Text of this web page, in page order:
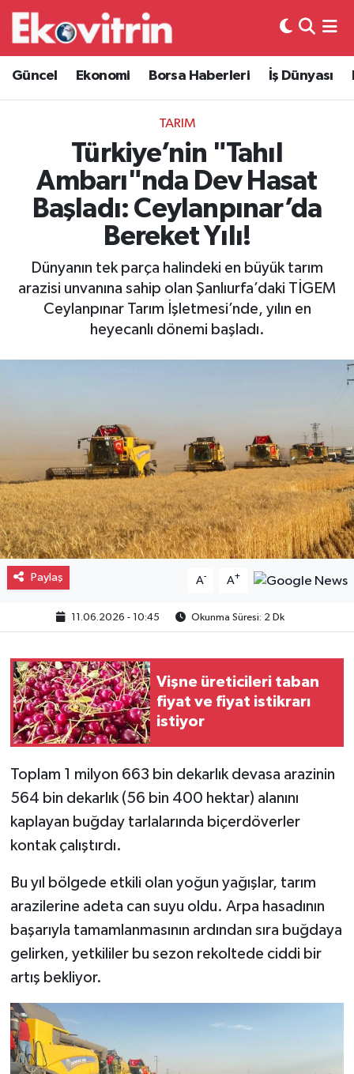
Güncel Ekonomi Borsa Haberleri İş Dünyası
TARIM
Türkiye’nin "Tahıl
Ambarı"nda Dev Hasat
Başladı: Ceylanpınar’da
Bereket Yılı!
Dünyanın tek parça halindeki en büyük tarım
arazisi unvanına sahip olan Şanlıurfa’daki TİGEM
Ceylanpınar Tarım İşletmesi’nde, yılın en
heyecanlı dönemi başladı.
Paylaş A- A+
11.06.2026 - 10:45 Okunma Süresi: 2 Dk
Vişne üreticileri taban
fiyat ve fiyat istikrarı
istiyor
Toplam 1 milyon 663 bin dekarlık devasa arazinin
564 bin dekarlık (56 bin 400 hektar) alanını
kaplayan buğday tarlalarında biçerdöverler
kontak çalıştırdı.
Bu yıl bölgede etkili olan yoğun yağışlar, tarım
arazilerine adeta can suyu oldu. Arpa hasadının
başarıyla tamamlanmasının ardından sıra buğdaya
gelirken, yetkililer bu sezon rekoltede ciddi bir
artış bekliyor.
Güncel
Ekonomi
Borsa Haberleri
İş Dünyası
Lojistik
Otovitrin
Asayiş
Eğitim
Hava Durumu
Trafik Durumu
Süper Lig Puan Durumu ve Fikstür
Tüm Manşetler
Son Dakika Haberleri
Haber Arşivi